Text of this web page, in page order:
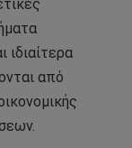
ιδιαίτερα
από